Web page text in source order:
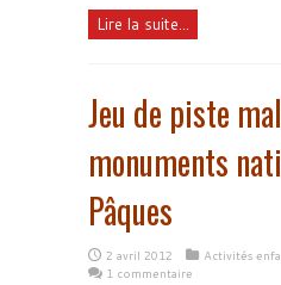
Lire la suite...
Jeu de piste
monuments
Pâques
2 avril 2012
Activités
1 commentaire